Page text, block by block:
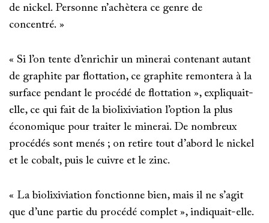
de nickel. Personne n’achètera ce genre de
concentré. »
« Si l’on tente d’enrichir un minerai contenant autant
de graphite par flottation, ce graphite remontera à la
surface pendant le procédé de flottation », expliquait-
elle, ce qui fait de la biolixiviation l’option la plus
économique pour traiter le minerai. De nombreux
procédés sont menés ; on retire tout d’abord le nickel
et le cobalt, puis le cuivre et le zinc.
« La biolixiviation fonctionne bien, mais il ne s’agit
que d’une partie du procédé complet », indiquait-elle.